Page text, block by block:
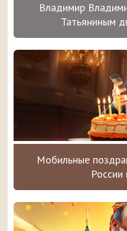
Владимир
Татьяниным
Мобильные